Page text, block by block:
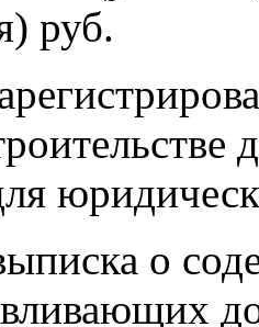
руб.
о